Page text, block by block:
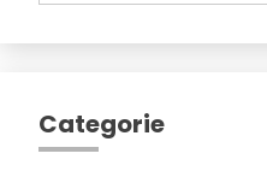
Categorie